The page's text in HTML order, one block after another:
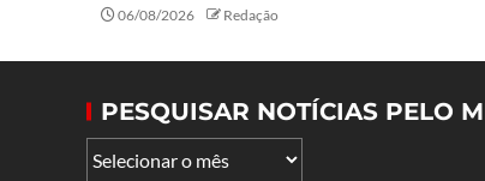
06/08/2026 Redação
PESQUISAR NOTÍCIAS PELO